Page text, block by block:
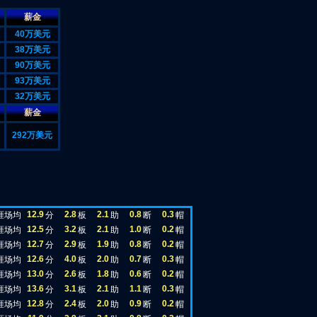
薪金
40万美元
38万美元
90万美元
93万美元
32万美元
薪金
292万美元
场均 12.9分 2.8板 2.1助 0.8 断 0.3帽
场均
12.5分 3.2板 2.1助 1.0 断 0.2帽
场均
12.7分 2.9板 1.9助 0.8 断 0.2帽
场均
12.6分 4.0板 2.0助 0.7 断 0.3帽
场均
13.0分 2.6板 1.8助 0.6 断 0.2帽
场均
13.6分 3.1板 2.1助 1.1 断 0.3帽
场均
12.8分 2.4板 2.0助 0.9 断 0.2帽